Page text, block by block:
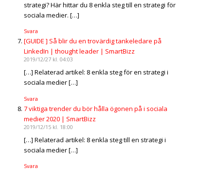
strategi? Här hittar du 8 enkla steg till en strategi för
sociala medier. […]
Svara
[GUIDE ] Så blir du en trovärdig tankeledare på
LinkedIn | thought leader | SmartBizz
2019/12/27 kl. 04:03
[…] Relaterad artikel: 8 enkla steg för en strategi i
sociala medier […]
Svara
7 viktiga trender du bör hålla ögonen på i sociala
medier 2020 | SmartBizz
2019/12/15 kl. 18:00
[…] Relaterad artikel: 8 enkla steg till en strategi i
sociala medier […]
Svara